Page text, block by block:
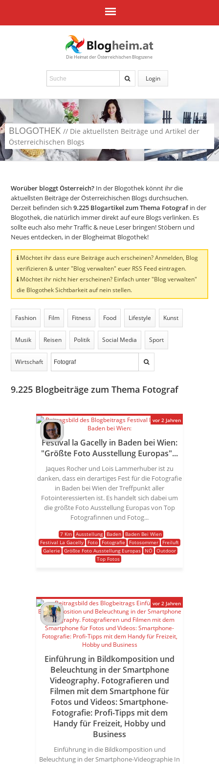
Die Heimat der Österreichischen Blogszene
Login
BLOGOTHEK // Die aktuellsten Beiträge und Artikel der
Österreichischen Blogs
Worüber bloggt Österreich? In der Blogothek könnt ihr die
aktuellsten Beiträge der Österreichischen Blogs durchsuchen.
Derzeit befinden sich9.225 Blogartikel zum Thema Fotografin der
Blogothek, die natürlich immer direkt auf eure Blogs verlinken. Es
sollte euch also mehr Traffic & neue Leser bringen! Stöbern und
Neues entdecken, in der Blogheimat Blogothek!
Möchtet ihr dass eure Beiträge auch erscheinen? Anmelden, Blog
verifizieren & unter "Blog verwalten" euer RSS Feed eintragen.
Möchtet ihr nicht hier erscheinen? Einfach unter "Blog verwalten"
die Blogothek Sichtbarkeit auf nein stellen.
Fashion Film Fitness Food Lifestyle Kunst
Musik Reisen Politik Social Media Sport
Wirtschaft
9.225 Blogbeiträge zum Thema Fotograf
Festival la Gacelly in Baden bei Wien:
"Größte Foto Ausstellung Europas"...
Jaques Rocher und Lois Lammerhuber ist zu
danken, dass ein derartiges Fest für die Fotografie
in Baden bei Wien der Treffpunkt aller
Fotointeressierten ist. Es handelt sich dabei um
die größte Foto Ausstellung Europas von Top
Fotografinnen und Fotog...
7 Km Ausstellung Baden
Baden Bei Wien
Festival La Gacelly
Foto Fotografie Fotosommer
Freiluft
Galerie
Größte Foto Ausstellung Europas NÖ Outdoor
Top Fotos
vor 2 Jahren
Einführung in Bildkomposition und
Beleuchtung in der Smartphone
Videography. Fotografieren und
Filmen mit dem Smartphone für
Fotos und Videos: Smartphone-
Fotografie: Profi-Tipps mit dem
Handy für Freizeit, Hobby und
Business
Einführung in die Bildkomposition und
Beleuchtung in der Smartphone-Videographie In
vor 2 Jahren